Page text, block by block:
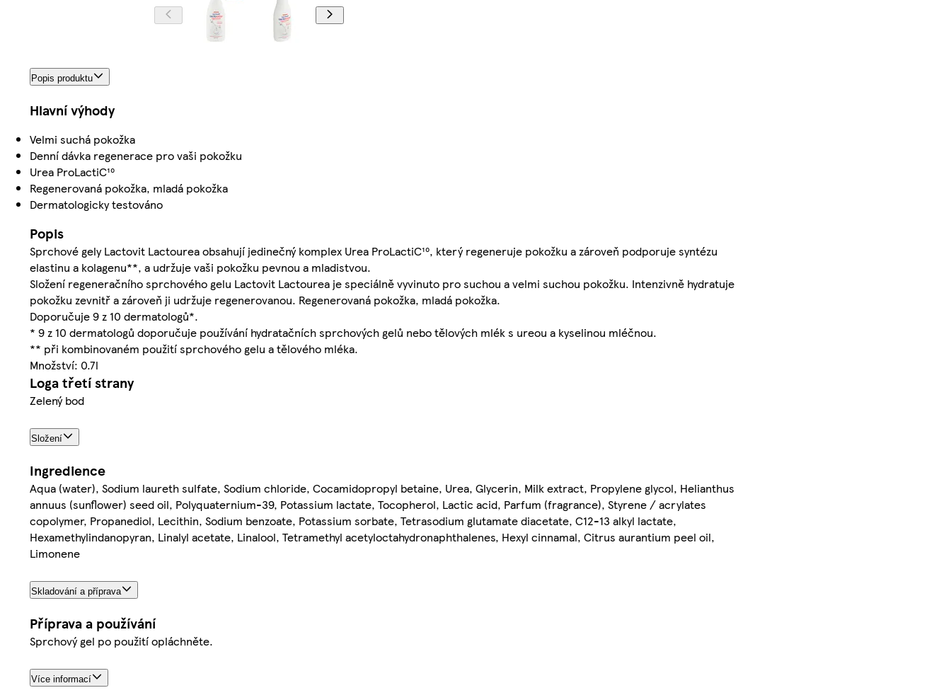
Popis produktu
Hlavní výhody
Velmi suchá pokožka
Denní dávka regenerace pro vaši pokožku
Urea ProLactiC¹⁰
Regenerovaná pokožka, mladá pokožka
Dermatologicky testováno
Popis
Sprchové gely Lactovit Lactourea obsahují jedinečný komplex Urea ProLactiC¹⁰, který regeneruje pokožku a zároveň podporuje syntézu
elastinu a kolagenu**, a udržuje vaši pokožku pevnou a mladistvou.
Složení regeneračního sprchového gelu Lactovit Lactourea je speciálně vyvinuto pro suchou a velmi suchou pokožku. Intenzivně hydratuje
pokožku zevnitř a zároveň ji udržuje regenerovanou. Regenerovaná pokožka, mladá pokožka.
Doporučuje 9 z 10 dermatologů*.
* 9 z 10 dermatologů doporučuje používání hydratačních sprchových gelů nebo tělových mlék s ureou a kyselinou mléčnou.
** při kombinovaném použití sprchového gelu a tělového mléka.
Množství: 0.7l
Loga třetí strany
Zelený bod
Složení
Ingredience
Aqua (water), Sodium laureth sulfate, Sodium chloride, Cocamidopropyl betaine, Urea, Glycerin, Milk extract, Propylene glycol, Helianthus
annuus (sunflower) seed oil, Polyquaternium-39, Potassium lactate, Tocopherol, Lactic acid, Parfum (fragrance), Styrene / acrylates
copolymer, Propanediol, Lecithin, Sodium benzoate, Potassium sorbate, Tetrasodium glutamate diacetate, C12-13 alkyl lactate,
Hexamethylindanopyran, Linalyl acetate, Linalool, Tetramethyl acetyloctahydronaphthalenes, Hexyl cinnamal, Citrus aurantium peel oil,
Limonene
Skladování a příprava
Příprava a používání
Sprchový gel po použití opláchněte.
Více informací